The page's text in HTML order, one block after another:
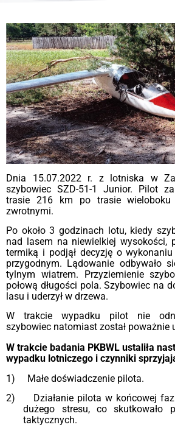
Dnia 15.07.2022 r. z lotniska w
szybowiec SZD-51-1 Junior. Pilot
trasie 216 km po trasie
zwrotnymi.
Po około 3 godzinach lotu, kiedy
nad lasem na niewielkiej wysokości,
termiką i podjął decyzję o
przygodnym. Lądowanie odbywało
tylnym wiatrem. Przyziemienie
połową długości pola. Szybowiec na
lasu i uderzył w drzewa.
W trakcie wypadku pilot nie
szybowiec natomiast został poważnie
W trakcie badania PKBWL ustaliła
wypadku lotniczego i czynniki
1) Małe doświadczenie pilota.
2) Działanie pilota w końcowej
dużego stresu, co skutkowało
taktycznych.